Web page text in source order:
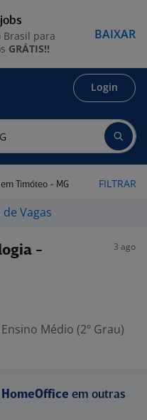
Login
Timóteo - MG FILTRAR
Vagas
-
3 ago
Ensino Médio (2º Grau)
em outras
Brasil para
GRÁTIS!!
BAIXAR